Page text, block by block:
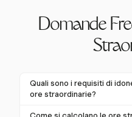
Domande
Quali sono i requisiti di
ore straordinarie?
Secondo l'FLSA, la